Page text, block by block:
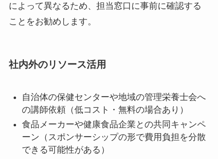
によって異なるため、担当窓口に事前に確認する
ことをお勧めします。
社内外のリソース活用
自治体の保健センターや地域の管理栄養士会へ
の講師依頼（低コスト・無料の場合あり）
食品メーカーや健康食品企業との共同キャンペ
ーン（スポンサーシップの形で費用負担を分散
できる可能性がある）